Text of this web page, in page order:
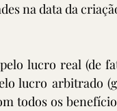
na data da
lucro real (de
lucro arbitrado
todos os